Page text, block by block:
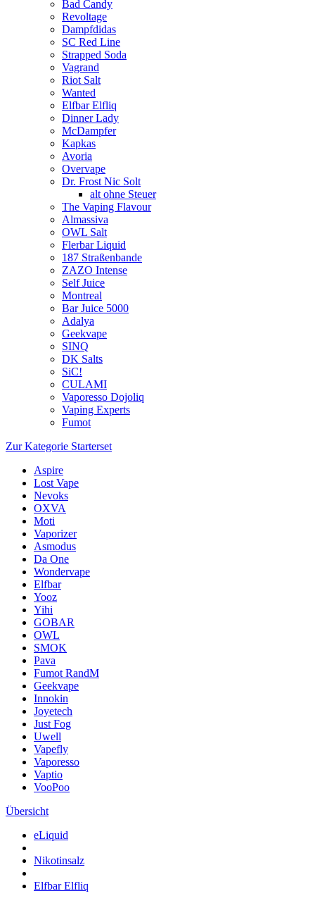
Bad Candy
Revoltage
Dampfdidas
SC Red Line
Strapped Soda
Vagrand
Riot Salt
Wanted
Elfbar Elfliq
Dinner Lady
McDampfer
Kapkas
Avoria
Overvape
Dr. Frost Nic Solt
alt ohne Steuer
The Vaping Flavour
Almassiva
OWL Salt
Flerbar Liquid
187 Straßenbande
ZAZO Intense
Self Juice
Montreal
Bar Juice 5000
Adalya
Geekvape
SINQ
DK Salts
SiC!
CULAMI
Vaporesso Dojoliq
Vaping Experts
Fumot
Zur Kategorie Starterset
Aspire
Lost Vape
Nevoks
OXVA
Moti
Vaporizer
Asmodus
Da One
Wondervape
Elfbar
Yooz
Yihi
GOBAR
OWL
SMOK
Pava
Fumot RandM
Geekvape
Innokin
Joyetech
Just Fog
Uwell
Vapefly
Vaporesso
Vaptio
VooPoo
Übersicht
eLiquid
Nikotinsalz
Elfbar Elfliq